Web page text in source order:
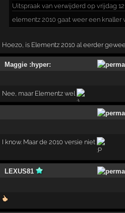
Uitspraak van verwijderd op vrijdag
elementz 2010 gaat weer een knaller
Hoezo, is Elementz 2010 al eerder
Maggie :hyper:
Nee, maar Elementz wel
I know. Maar de 2010 versie niet
LEXUS81